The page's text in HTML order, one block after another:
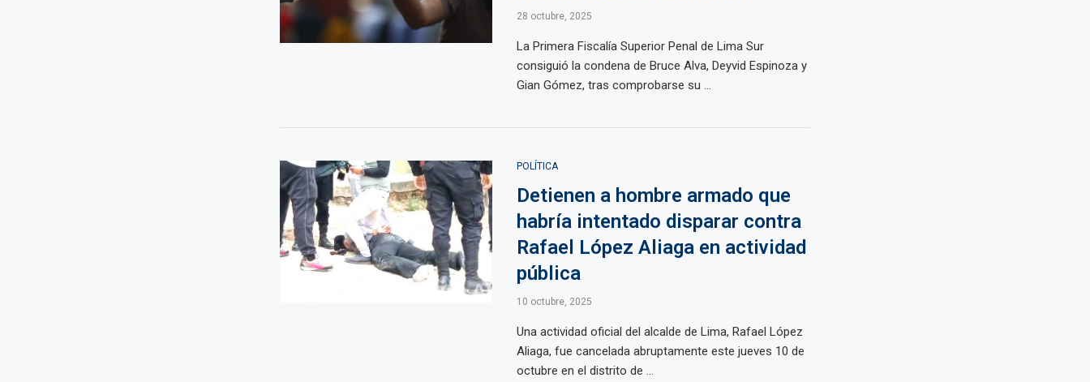
28 octubre, 2025
La Primera Fiscalía Superior Penal de Lima Sur
consiguió la condena de Bruce Alva, Deyvid Espinoza y
Gian Gómez, tras comprobarse su ...
POLÍTICA
Detienen a hombre armado que
habría intentado disparar contra
Rafael López Aliaga en actividad
pública
10 octubre, 2025
Una actividad oficial del alcalde de Lima, Rafael López
Aliaga, fue cancelada abruptamente este jueves 10 de
octubre en el distrito de ...